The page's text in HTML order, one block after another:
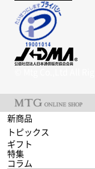
新商品
トピックス
ギフト
特集
コラム